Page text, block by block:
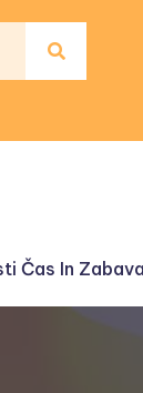
Čas In Zabava